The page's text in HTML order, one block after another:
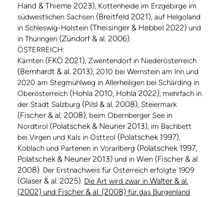
Hand & Thieme 2023), Kottenheide im Erzgebirge im
südwestlichen Sachsen (Breitfeld 2021), auf Helgoland
in Schleswig-Holstein (Theisinger & Hebbel 2022) und
in Thüringen (Zündorf & al. 2006).
ÖSTERREICH:
Kärnten (FKÖ 2021), Zwentendorf in Niederösterreich
(Bernhardt & al. 2013), 2010 bei Wernstein am Inn und
2020 am Stegmühlweg in Allerheiligen bei Schärding in
Oberösterreich (Hohla 2010, Hohla 2022), mehrfach in
der Stadt Salzburg (Pilsl & al. 2008), Steiermark
(Fischer & al. 2008), beim Obernberger See in
Nordtirol (Polatschek & Neuner 2013), im Bachbett
bei Virgen und Kals in Osttirol (Polatschek 1997),
Koblach und Partenen in Vorarlberg (Polatschek 1997,
Polatschek & Neuner 2013) und in Wien (Fischer & al.
2008). Der Erstnachweis für Österreich erfolgte 1909
(Glaser & al. 2025). Die Art wird zwar in Walter & al.
(2002) und Fischer & al. (2008) für das Burgenland